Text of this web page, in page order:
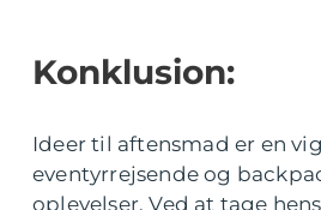
Konklusion:
Ideer til aftensmad er en
eventyrrejsende og
oplevelser. Ved at tage